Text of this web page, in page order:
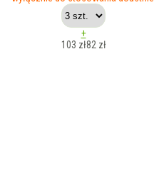
+
103 zł82 zł